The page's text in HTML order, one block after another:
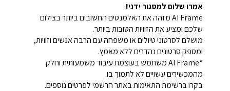
אמרו שלום למסגור ידני!
AI Frame מזהה את האלמנטים החשובים ביותר בצילום
שלכם ומציע את הזוויות הטובות ביותר.
מושלם לסרטוני טיולים או משפחה עם הרבה אנשים וזוויות,
ומספק סרטונים נהדרים ללא מאמץ.
*AI Frame משתמש בעוצמת עיבוד משמעותית וחלק
מהמכשירים עשויים לא לתמוך בו.
בקרו ברשימת התאימות באתר הרשמי לפרטים נוספים.